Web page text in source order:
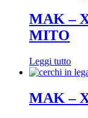
MAK –
MITO
Leggi tutto
MAK –